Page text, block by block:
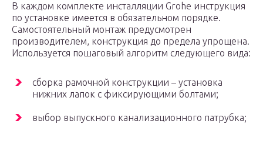
В каждом комплекте инсталляции Grohe инструкция
по установке имеется в обязательном порядке.
Самостоятельный монтаж предусмотрен
производителем, конструкция до предела упрощена.
Используется пошаговый алгоритм следующего вида:
сборка рамочной конструкции – установка
нижних лапок с фиксирующими болтами;
выбор выпускного канализационного патрубка;